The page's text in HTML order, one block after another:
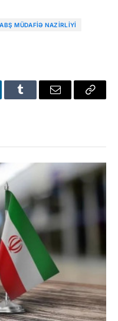
MÜDAFIƏ NAZIRLIYI
Tumblr Email
Copy